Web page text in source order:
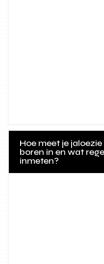
Hoe meet je
boren in en wat
inmeten?